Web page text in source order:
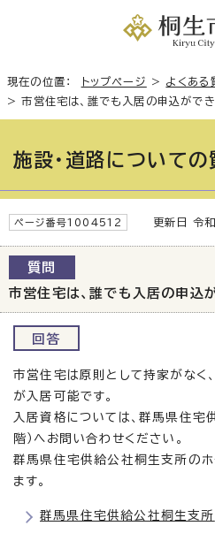
現在の位置： トップページ > よくある
>市営住宅は、誰でも入居の申込がで
施設・道路について
ページ番号1004512 更新日 令
質問
市営住宅は、誰でも入居の申込
回答
市営住宅は原則として持家がなく
が入居可能です。
入居資格については、群馬県住宅
階）へお問い合わせください。
群馬県住宅供給公社桐生支所のホ
ます。
群馬県住宅供給公社桐生支所